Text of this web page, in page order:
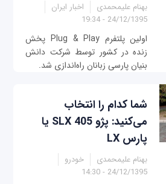
بهنام علیمحمدی
اخبار ایران
24/12/1395 - 19:34
اولین پلتفرم Plug & Play پخش
زنده در کشور توسط شرکت دانش
بنیان پارسی زبانان راه‌اندازی شد.
شما کدام را انتخاب
می‌کنید: پژو 405 SLX یا
پارس LX
بهنام علیمحمدی
خودرو
24/12/1395 - 14:30